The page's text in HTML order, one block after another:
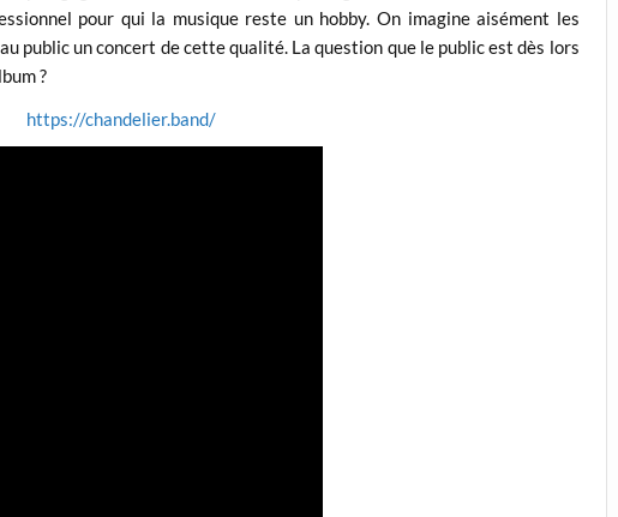
pour qui la musique reste un hobby. On imagine aisément les
public un concert de cette qualité. La question que le public est dès lors
?
https://chandelier.band/